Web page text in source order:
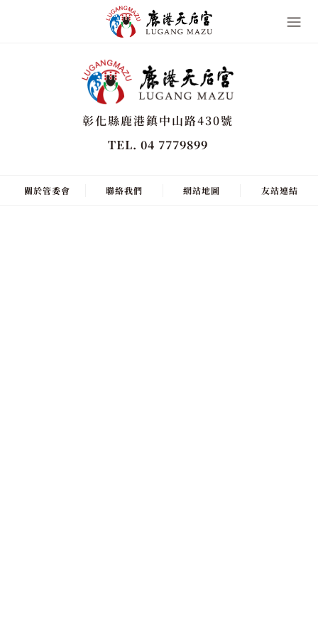
彰化縣鹿港鎮中山路430號
TEL. 04 7779899
關於管委會 聯絡我們 網站地圖 友站連結